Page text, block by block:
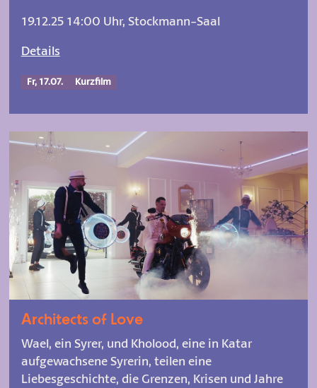
19.12.25 14:00 Uhr, Stockmann-Saal
Details
Fr, 17.07. Kurzfilm
Architects of Love
Wael, ein Syrer, und Kholood, eine in Katar
aufgewachsene Syrerin, teilen eine
Liebesgeschichte, die Grenzen, Krisen und Jahre